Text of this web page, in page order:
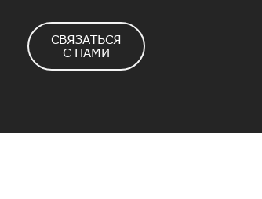
СВЯЗАТЬСЯ
С НАМИ